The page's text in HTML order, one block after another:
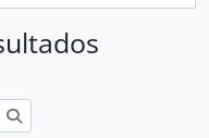
Búsqueda